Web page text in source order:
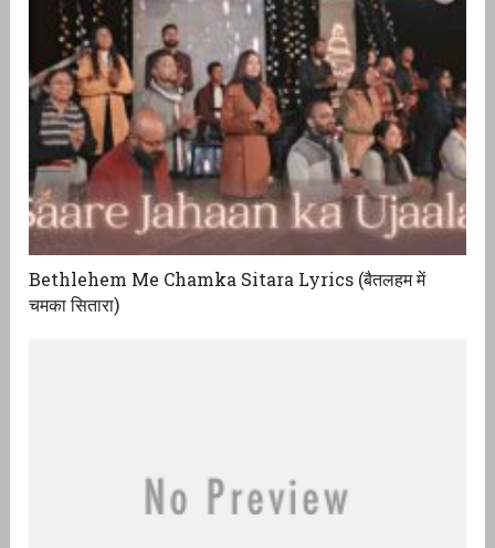
Bethlehem Me Chamka Sitara Lyrics (बैतलहम में
चमका सितारा)